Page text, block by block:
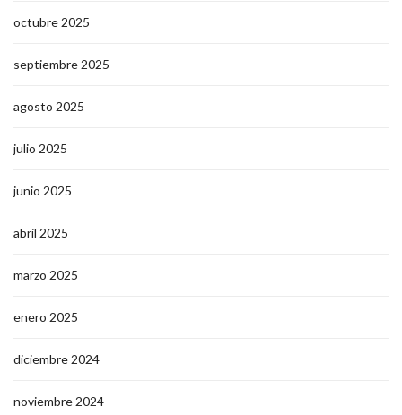
octubre 2025
septiembre 2025
agosto 2025
julio 2025
junio 2025
abril 2025
marzo 2025
enero 2025
diciembre 2024
noviembre 2024